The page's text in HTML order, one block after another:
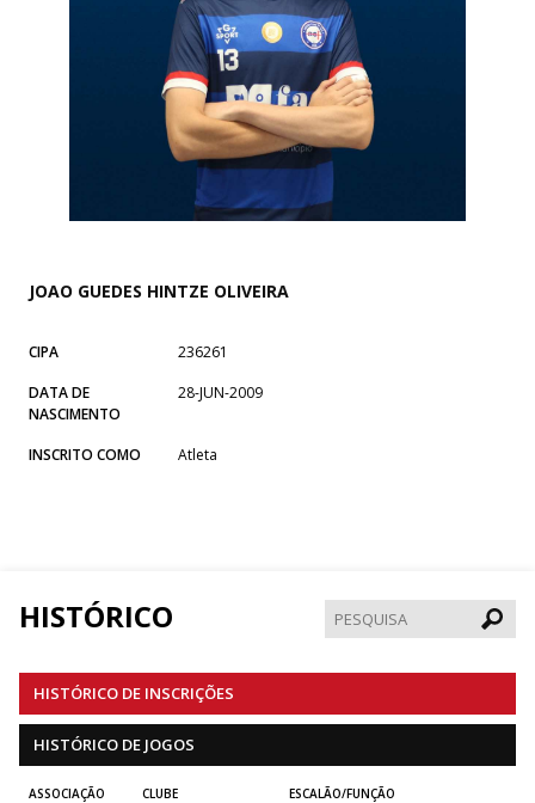
JOAO GUEDES HINTZE OLIVEIRA
CIPA
236261
DATA DE
NASCIMENTO
28-JUN-2009
INSCRITO COMO Atleta
HISTÓRICO
HISTÓRICO DE INSCRIÇÕES
HISTÓRICO DE JOGOS
ASSOCIAÇÃO CLUBE ESCALÃO/FUNÇÃO